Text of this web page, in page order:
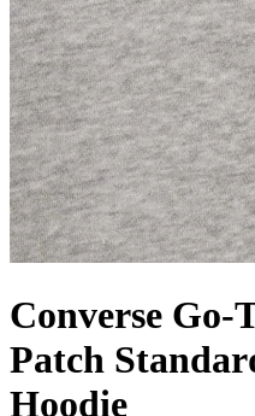
Converse Go-
Patch
Hoodie